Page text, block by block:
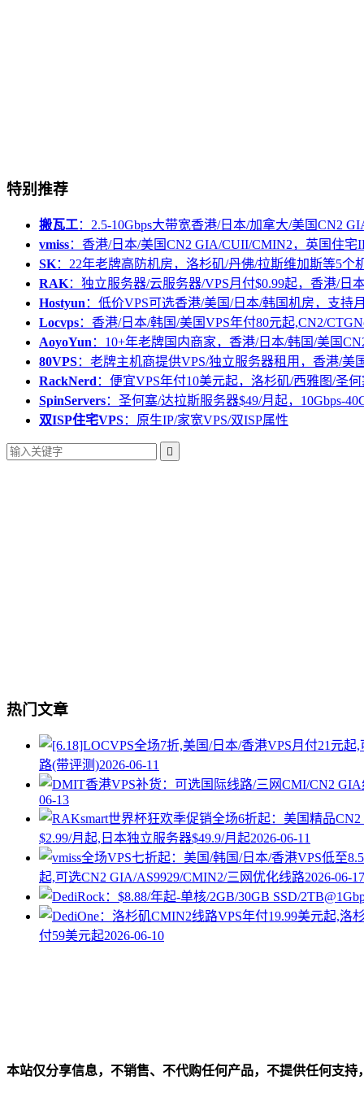
特别推荐
搬瓦工：2.5-10Gbps大带宽香港/日本/加拿大/美国CN2
vmiss：香港/日本/美国CN2 GIA/CUII/CMIN2，英国住宅
SK：22年老牌高防机房，洛杉矶/丹佛/拉斯维加斯等5个
RAK：独立服务器/云服务器/VPS月付$0.99起，香港/日
Hostyun ：低价VPS可选香港/美国/日本/韩国机房，支持
Locvps：香港/日本/韩国/美国VPS年付80元起,CN2/
AoyoYun ：10+年老牌国内商家，香港/日本/韩国/美国
80VPS：老牌主机商提供VPS/独立服务器租用，香港/美
RackNerd ：便宜VPS年付10美元起，洛杉矶/西雅图/圣
SpinServers：圣何塞/达拉斯服务器$49/月起，10Gbps-
双ISP住宅VPS：原生IP/家宽VPS/双ISP属性

热门文章
路(带评测)2026-06-11
06-13
$2.99/月起,日本独立服务器$49.9/月起2026-06-11
起,可选CN2 GIA/AS9929/CMIN2/三网优化线路2026-06-17
付59美元起2026-06-10
本站仅分享信息，不销售、不代购任何产品，不提供任何支持